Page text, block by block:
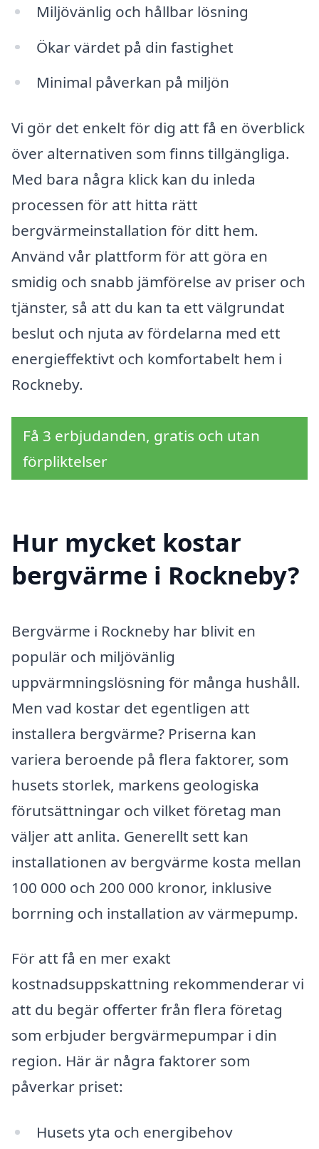
Miljövänlig och hållbar lösning
Ökar värdet på din fastighet
Minimal påverkan på miljön
Vi gör det enkelt för dig att få en överblick
över alternativen som finns tillgängliga.
Med bara några klick kan du inleda
processen för att hitta rätt
bergvärmeinstallation för ditt hem.
Använd vår plattform för att göra en
smidig och snabb jämförelse av priser och
tjänster, så att du kan ta ett välgrundat
beslut och njuta av fördelarna med ett
energieffektivt och komfortabelt hem i
Rockneby.
Få 3 erbjudanden, gratis och utan
förpliktelser
Hur mycket kostar
bergvärme i Rockneby?
Bergvärme i Rockneby har blivit en
populär och miljövänlig
uppvärmningslösning för många hushåll.
Men vad kostar det egentligen att
installera bergvärme? Priserna kan
variera beroende på flera faktorer, som
husets storlek, markens geologiska
förutsättningar och vilket företag man
väljer att anlita. Generellt sett kan
installationen av bergvärme kosta mellan
100 000 och 200 000 kronor, inklusive
borrning och installation av värmepump.
För att få en mer exakt
kostnadsuppskattning rekommenderar vi
att du begär offerter från flera företag
som erbjuder bergvärmepumpar i din
region. Här är några faktorer som
påverkar priset:
Husets yta och energibehov